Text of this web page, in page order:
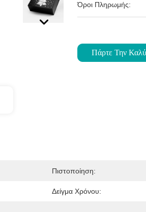
Όροι Πληρωμής:
Πάρτε Την
Πιστοποίηση:
Δείγμα Χρόνου: